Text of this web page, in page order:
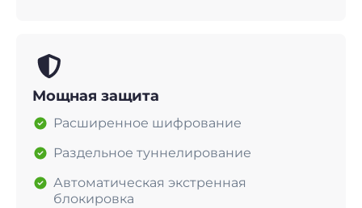
Мощная защита
Расширенное шифрование
Раздельное туннелирование
Автоматическая экстренная
блокировка